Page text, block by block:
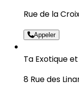
Rue de la
Appeler
Ta Exotique
8 Rue des